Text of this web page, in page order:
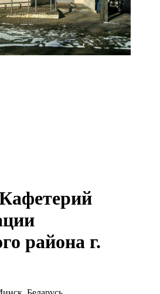
района г.